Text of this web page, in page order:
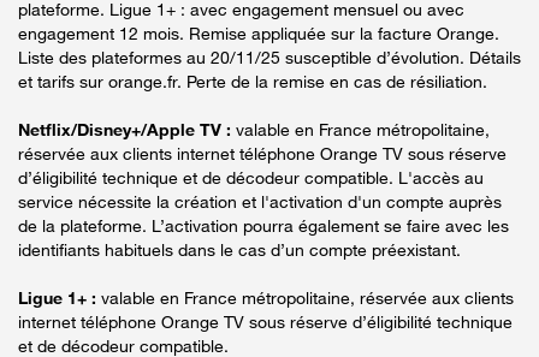
plateforme. Ligue 1+ : avec engagement mensuel ou avec
engagement 12 mois. Remise appliquée sur la facture Orange.
Liste des plateformes au 20/11/25 susceptible d’évolution. Détails
et tarifs sur orange.fr. Perte de la remise en cas de résiliation.
Netflix/Disney+/Apple TV : valable en France métropolitaine,
réservée aux clients internet téléphone Orange TV sous réserve
d’éligibilité technique et de décodeur compatible. L'accès au
service nécessite la création et l'activation d'un compte auprès
de la plateforme. L’activation pourra également se faire avec les
identifiants habituels dans le cas d’un compte préexistant.
Ligue 1+ : valable en France métropolitaine, réservée aux clients
internet téléphone Orange TV sous réserve d’éligibilité technique
et de décodeur compatible.